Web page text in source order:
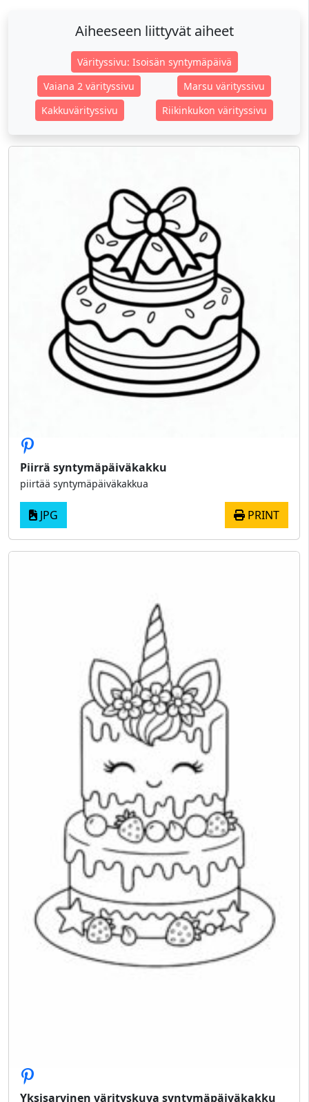
Aiheeseen liittyvät aiheet
Värityssivu: Isoisän syntymäpäivä
Vaiana 2 värityssivu
Marsu värityssivu
Kakkuvärityssivu
Riikinkukon värityssivu
Piirrä syntymäpäiväkakku
piirtää syntymäpäiväkakkua
JPG PRINT
Yksisarvinen värityskuva syntymäpäiväkakku